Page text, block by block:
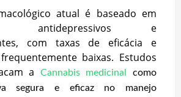
atual é baseado em
antidepressivos e
com taxas de eficácia e
baixas. Estudos
a
Cannabis medicinal
como
segura e eficaz no manejo